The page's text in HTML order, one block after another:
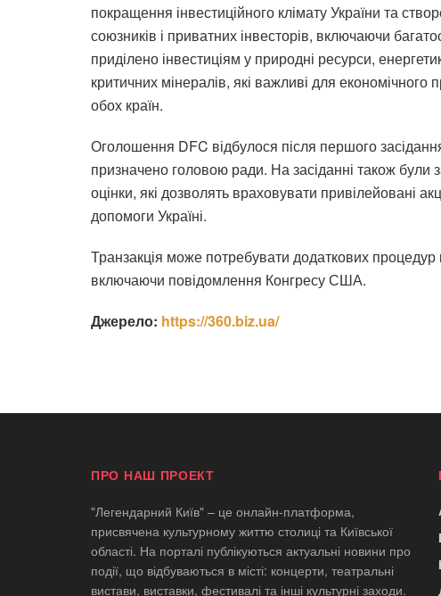
покращення інвестиційного клімату України та
союзників і приватних інвесторів, включаючи
приділено інвестиціям у природні ресурси,
критичних мінералів, які важливі для
обох країн.
Оголошення DFC відбулося після першого
призначено головою ради. На засіданні також були
оцінки, які дозволять враховувати привілейовані
допомоги Україні.
Транзакція може потребувати додаткових
включаючи повідомлення Конгресу США.
Джерело: https://360.biz.ua/
ПРО НАШ ПРОЕКТ
"Легендарний Київ" – це онлайн-платформа,
присвячена культурному життю столиці та Київської
області. На порталі публікуються актуальні новини про
події, що відбуваються в місті: концерти, театральні
вистави, виставки, фестивалі та інші культурні заходи.